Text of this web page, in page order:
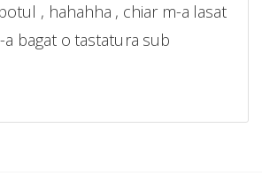
, hahahha , chiar m-a lasat
a bagat o tastatura sub